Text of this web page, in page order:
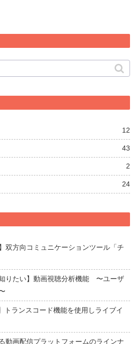
12
43
2
24
双方向コミュニケーションツール「チ
知りたい】動画視聴分析機能 〜ユーザ
トランスコード機能を使用しライブイ
動画配信プラットフォームのラインナ